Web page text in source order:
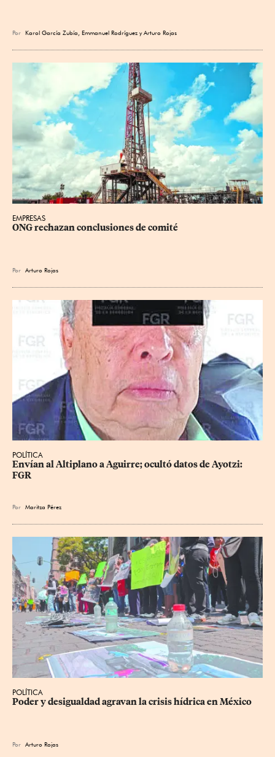
Por Karol García Zubía Emmanuel Rodríguez yArturo Rojas
EMPRESAS
ONG rechazan conclusiones de comité
Por Arturo Rojas
POLÍTICA
Envían al Altiplano a Aguirre; ocultó datos de Ayotzi:
FGR
Por Maritza Pérez
POLÍTICA
Poder y desigualdad agravan la crisis hídrica en México
Por Arturo Rojas